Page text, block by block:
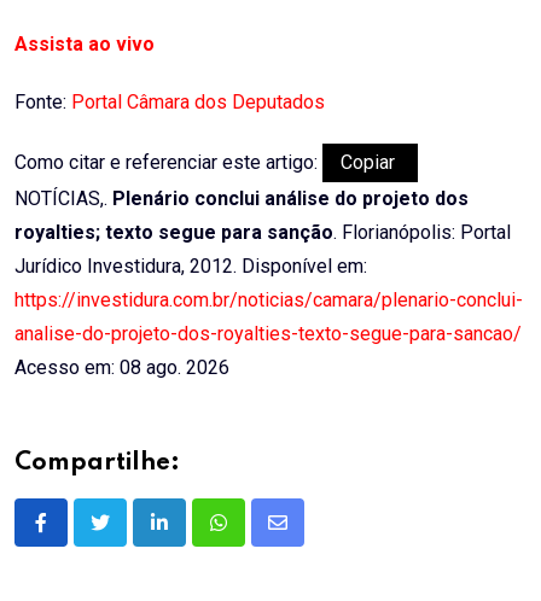
Assista ao vivo
Fonte: Portal Câmara dos Deputados
Como citar e referenciar este artigo:
Copiar
NOTÍCIAS,. Plenário conclui análise do projeto dos
royalties; texto segue para sanção. Florianópolis: Portal
Jurídico Investidura, 2012. Disponível em:
https://investidura.com.br/noticias/camara/plenario-conclui-
analise-do-projeto-dos-royalties-texto-segue-para-sancao/
Acesso em: 08 ago. 2026
Compartilhe:
LinkedInWhatsappShare